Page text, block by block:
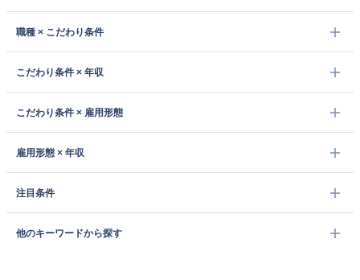
職種 × こだわり条件
こだわり条件 × 年収
こだわり条件 × 雇用形態
雇用形態 × 年収
注目条件
他のキーワードから探す